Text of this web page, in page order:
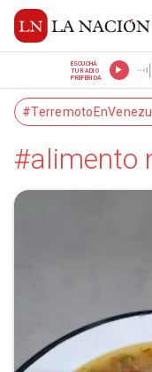
ESCUCHÁ
TU RADIO
PREFERIDA
#alimento